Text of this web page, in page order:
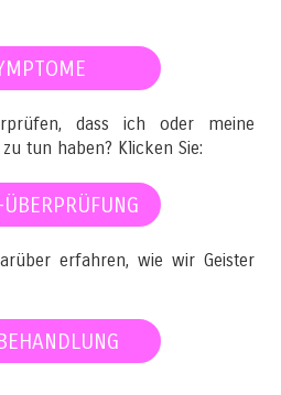
dass ich oder meine
tun haben? Klicken Sie:
erfahren, wie wir Geister